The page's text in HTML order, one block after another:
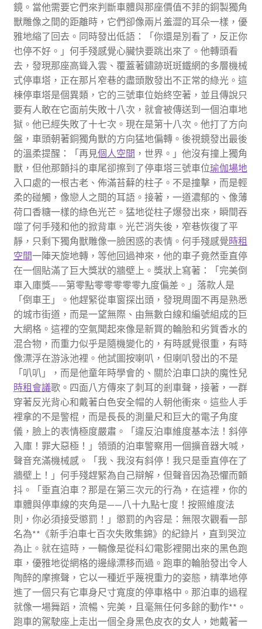
鏡。當他需要它們來判斷車體與那座價值不菲的銅製獨角
獸雕像之間的距離時，它們卻像兩片羞澀的耳朵一樣，優
雅地縮了回去。同時發出低語：「你還是別看了，反正你
也停不好。」何手殘感覺心臟快要跳出來了。他轉頭看
去，發現那座高聳入雲、覆蓋著鏽跡斑斑鐵網的多層機械
式停車塔，正在那片窄巷的盡頭散發出不正常的綠光。這
棟停車塔是個異類，它的三號車位始終空著，並且傳說只
要有人敢在它面前失敗十八次，就會被傳送到一個泊車地
獄。他已經失敗了十七次。現在是第十八次。他打了方向
盤，車頭朝著銅獨角獸的方向猛地偏轉。後視鏡發出最後
的溫柔提醒：「再見個人空間 ，世界。」他沒有撞上獨角
獸，但他那顫抖的車尾卻擦到了停車塔三號車位瑜伽場地
入口處的一根古老、佈滿苔蘚的柱子。不是撞擊，而是輕
柔的碰觸，像戀人之間的耳語。接著，一道濃郁的、像薄
荷口香糖一樣的綠色光芒。猛地從柱子爆發出來，瞬間吞
噬了何手殘和他的掀背車。光芒消失後，窄巷恢復了平
靜，只剩下獨角獸雕像一臉困惑的表情。何手殘感覺時租
空間一陣天旋地轉，等他回過神來，他的車子竟然垂直停
在一個貼滿了巨大獎狀的牆壁上。獎狀上寫著：「完美倒
車入庫獎——第零點零零零零零九度偏差。」落款人是
「倒車王」。他趕緊從車窗探出頭，發現周圍不再是熟悉
的城市街道，而是一望無際、由無數白線和編號組成的巨
大網格。這裡的空氣聞起來像是新買的輪胎和劣質香水的
混合物，而重力似乎是隨機變化的，有時感覺很重，有時
像漂浮在游泳池裡。他試圖按喇叭，但喇叭發出的不是
「叭叭」，而是他童年時學會的、關於泊車口訣的魔性兒
時租會議歌。四面八方傳來了刺耳的剎車聲，接著，一群
穿著反光背心和戴著白色安全帽的人朝他衝來。這些人手
裡拿的不是警棍，而是長長的測量尺和巨大的電子角度
儀，臉上的表情極度嚴肅。「違反泊車維度基本法！斜停
入庫！罪大惡極！」領頭的泊車警察用一個擴音器大喊，
聲音充滿機械感。「我、我沒有斜停！我只是垂直停在了
牆壁上！」何手殘趕緊為自己辯解，但聲音因為恐懼而顫
抖。「垂直泊車？那是在第三次元的行為，在這裡，你的
車體與停車線的夾角是——八十九點七度！按照維度法
則，你必須接受懲罰！」懲罰的內容是：無限次觀看一部
名為**《新手泊車七百次失敗集錦》的紀錄片，直到哭泣
為止。就在這時，一輛像是從科幻電影裡開出來的黑色跑
車，優雅地從網格的邊緣漂移而過。跑車的輪胎發出令人
陶醉的摩擦聲，它以一種近乎蔑視重力的姿態，精準地停
進了一個只有它車身尺寸寬度的停車格中。那泊車的過程
就像一場舞蹈，流暢、完美，且毫無任何多餘的動作**。
跑車的駕駛座上走出一個全身黑色皮衣的女人，她戴著一